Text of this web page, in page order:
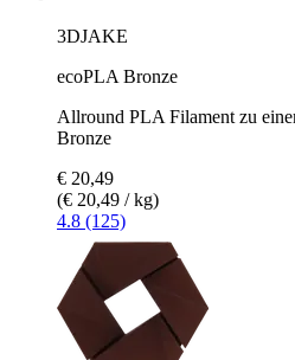
3DJAKE
ecoPLA Bronze
Allround PLA Filament zu
Bronze
€ 20,49
(€ 20,49 / kg)
4.8 (125)